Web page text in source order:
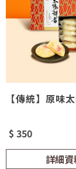
【傳統】原味
$ 350
詳細